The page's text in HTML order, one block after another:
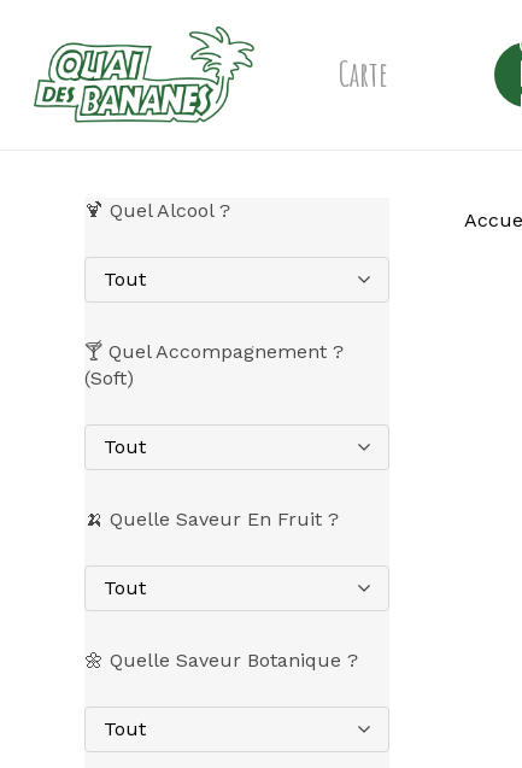
content
Carte
🍹 Quel Alcool ?
Tout
🍸 Quel Accompagnement ?
(Soft)
Tout
🍌 Quelle Saveur En Fruit ?
Tout
🌼 Quelle Saveur Botanique ?
Tout